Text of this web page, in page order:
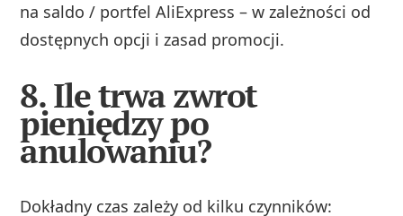
na saldo / portfel AliExpress – w zależności od
dostępnych opcji i zasad promocji.
8. Ile trwa zwrot
pieniędzy po
anulowaniu?
Dokładny czas zależy od kilku czynników: